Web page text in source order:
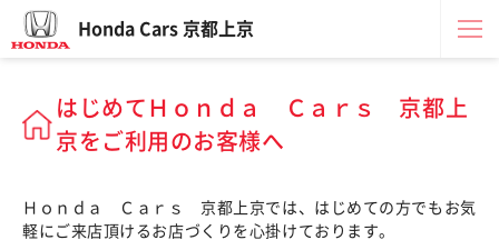
Honda Cars 京都上京
はじめてＨｏｎｄａ Ｃａｒｓ 京都上
京をご利用のお客様へ
Ｈｏｎｄａ Ｃａｒｓ 京都上京では、はじめての方でもお気
軽にご来店頂けるお店づくりを心掛けております。